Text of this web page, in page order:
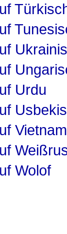
Urdu
Wolof